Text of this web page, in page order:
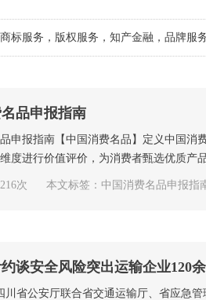
标服务，版权服务，知产金融，品牌服
品申报指南
申报指南【中国消费名品】定义中国消
度进行价值评价，为消费者甄选优质产
次 本文标签：中国消费名品申报指
谈安全风险突出运输企业120
川省公安厅联合省交通运输厅、省应急